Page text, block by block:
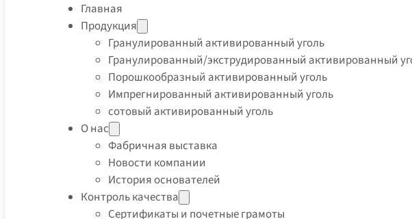
Главная
Продукция
Гранулированный активированный уголь
Гранулированный/экструдированный активированный
Порошкообразный активированный уголь
Импрегнированный активированный уголь
сотовый активированный уголь
О нас
Фабричная выставка
Новости компании
История основателей
Контроль качества
Сертификаты и почетные грамоты